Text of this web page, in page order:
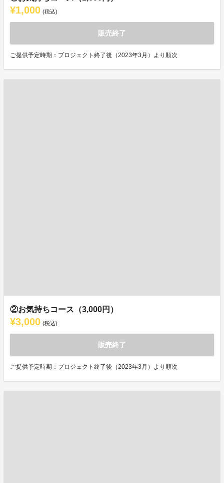
¥1,000 (税込)
販売終了
ご提供予定時期：プロジェクト終了後（2023年3月）より順次
②お気持ちコース（3,000円）
¥3,000 (税込)
販売終了
ご提供予定時期：プロジェクト終了後（2023年3月）より順次